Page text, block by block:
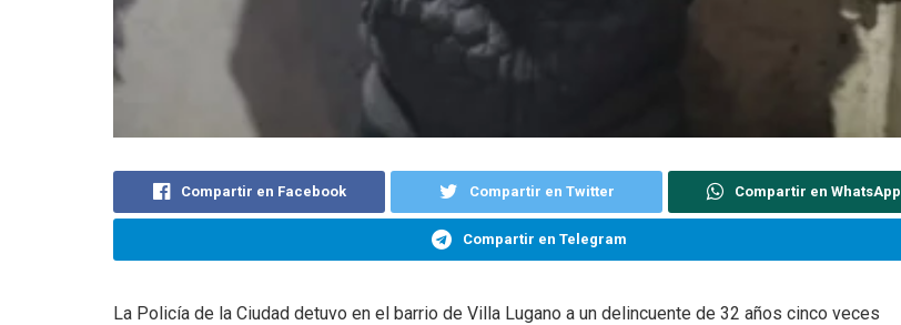
Compartir en Facebook Compartir en Twitter Compartir en WhatsApp
Compartir en Telegram
La Policía de la Ciudad detuvo en el barrio de Villa Lugano a un delincuente de 32 años cinco veces